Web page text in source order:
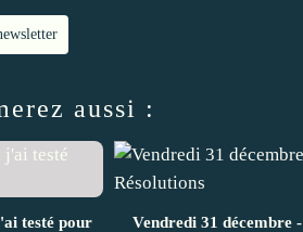
aussi :
testé pour
Vendredi 31 décembre -